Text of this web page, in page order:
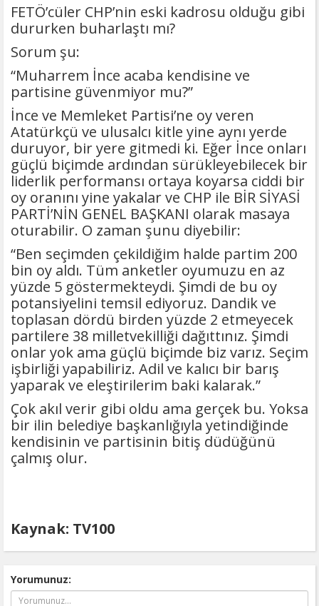
FETÖ’cüler CHP’nin eski kadrosu olduğu gibi
dururken buharlaştı mı?
Sorum şu:
“Muharrem İnce acaba kendisine ve
partisine güvenmiyor mu?”
İnce ve Memleket Partisi’ne oy veren
Atatürkçü ve ulusalcı kitle yine aynı yerde
duruyor, bir yere gitmedi ki. Eğer İnce onları
güçlü biçimde ardından sürükleyebilecek bir
liderlik performansı ortaya koyarsa ciddi bir
oy oranını yine yakalar ve CHP ile BİR SİYASİ
PARTİ’NİN GENEL BAŞKANI olarak masaya
oturabilir. O zaman şunu diyebilir:
“Ben seçimden çekildiğim halde partim 200
bin oy aldı. Tüm anketler oyumuzu en az
yüzde 5 göstermekteydi. Şimdi de bu oy
potansiyelini temsil ediyoruz. Dandik ve
toplasan dördü birden yüzde 2 etmeyecek
partilere 38 milletvekilliği dağıttınız. Şimdi
onlar yok ama güçlü biçimde biz varız. Seçim
işbirliği yapabiliriz. Adil ve kalıcı bir barış
yaparak ve eleştirilerim baki kalarak.”
Çok akıl verir gibi oldu ama gerçek bu. Yoksa
bir ilin belediye başkanlığıyla yetindiğinde
kendisinin ve partisinin bitiş düdüğünü
çalmış olur.
Kaynak: TV100
Yorumunuz: